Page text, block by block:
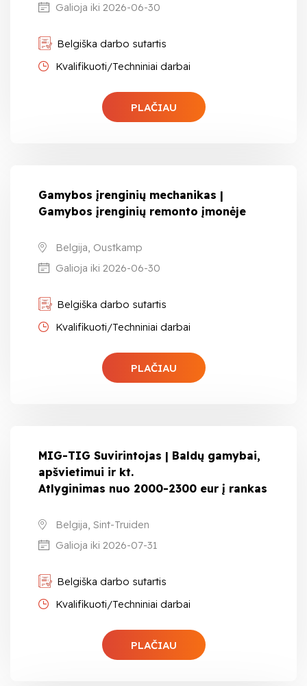
Galioja iki 2026-06-30
Belgiška darbo sutartis
Kvalifikuoti/Techniniai darbai
PLAČIAU
Gamybos įrenginių mechanikas |
Gamybos įrenginių remonto įmonėje
Belgija, Oustkamp
Galioja iki 2026-06-30
Belgiška darbo sutartis
Kvalifikuoti/Techniniai darbai
PLAČIAU
MIG-TIG Suvirintojas | Baldų gamybai,
apšvietimui ir kt.
Atlyginimas nuo 2000-2300 eur į rankas
Belgija, Sint-Truiden
Galioja iki 2026-07-31
Belgiška darbo sutartis
Kvalifikuoti/Techniniai darbai
PLAČIAU